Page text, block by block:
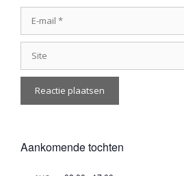
mail
Aankomende tochten